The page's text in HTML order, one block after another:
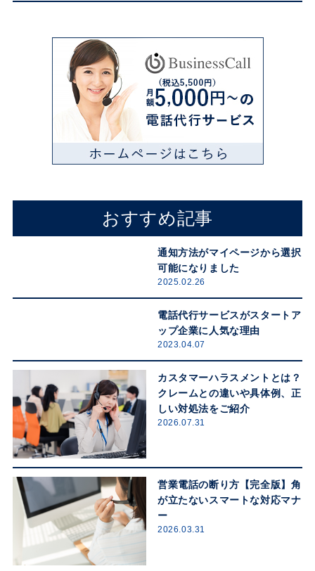
おすすめ記事
通知方法がマイページから選択
可能になりました
2025.02.26
電話代行サービスがスタートア
ップ企業に人気な理由
2023.04.07
カスタマーハラスメントとは？
クレームとの違いや具体例、正
しい対処法をご紹介
2026.07.31
営業電話の断り方【完全版】角
が立たないスマートな対応マナ
ー
2026.03.31